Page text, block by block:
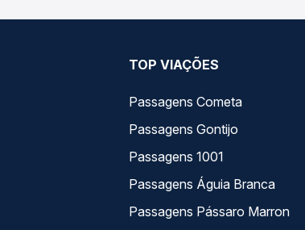
TOP VIAÇÕES
Passagens Cometa
Passagens Gontijo
Passagens 1001
Passagens Águia Branca
Passagens Pássaro Marron